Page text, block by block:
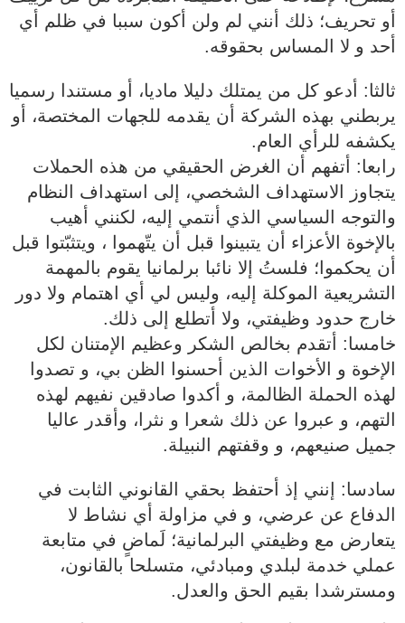
أو تحريف؛ ذلك أنني لم ولن أكون سببا في ظلم أي
أحد و لا المساس بحقوقه.
‏‎ثالثا: أدعو كل من يمتلك دليلا ماديا، أو مستندا رسميا
يربطني بهذه الشركة أن يقدمه للجهات المختصة، أو
يكشفه للرأي العام.
‏‎رابعا: أتفهم أن الغرض الحقيقي من هذه الحملات
يتجاوز الاستهداف الشخصي، إلى استهداف النظام
والتوجه السياسي الذي أنتمي إليه، لكنني أهيب
بالإخوة الأعزاء أن يتبينوا قبل أن يتّهموا ، ويتثبّتوا قبل
أن يحكموا؛ فلستُ إلا نائبا برلمانيا يقوم بالمهمة
التشريعية الموكلة إليه، وليس لي أي اهتمام ولا دور
خارج حدود وظيفتي، ولا أتطلع إلى ذلك.
‏‎خامسا: أتقدم بخالص الشكر وعظيم الإمتنان لكل
الإخوة و الأخوات الذين أحسنوا الظن بي، و تصدوا
لهذه الحملة الظالمة، و أكدوا صادقين نفيهم لهذه
التهم، و عبروا عن ذلك شعرا و نثرا، وأقدر عاليا
جميل صنيعهم، و وقفتهم النبيلة.
‏‎سادسا: إنني إذ أحتفظ بحقي القانوني الثابت في
الدفاع عن عرضي، و في مزاولة أي نشاط لا
يتعارض مع وظيفتي البرلمانية؛ لَماضٍ في متابعة
عملي خدمة لبلدي ومبادئي، متسلحا بالقانون،
ومسترشدا بقيم الحق والعدل.